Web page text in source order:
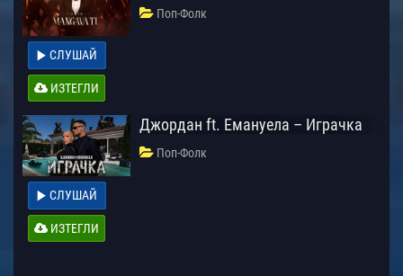
Поп-Фолк
СЛУШАЙ
ИЗТЕГЛИ
Джордан ft. Емануела – Играчка
Поп-Фолк
СЛУШАЙ
ИЗТЕГЛИ